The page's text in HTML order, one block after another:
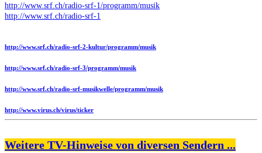
http://www.srf.ch/radio-srf-1/programm/musik
http://www.srf.ch/radio-srf-1
http://www.srf.ch/radio-srf-2-kultur/programm/musik
http://www.srf.ch/radio-srf-3/programm/musik
http://www.srf.ch/radio-srf-musikwelle/programm/musik
http://www.virus.ch/virus/ticker
Weitere TV-Hinweise von diversen Sendern ...